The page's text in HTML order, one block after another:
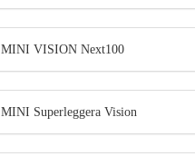
MINI VISION Next100
MINI Superleggera Vision